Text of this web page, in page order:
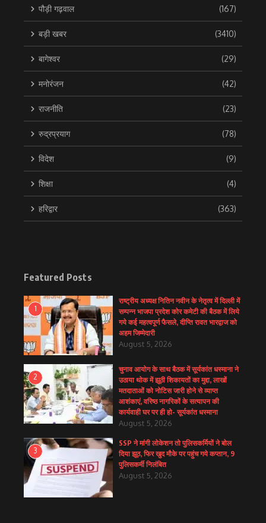
पौड़ी गढ़वाल (167)
बड़ी खबर (3410)
बागेश्वर (29)
मनोरंजन (42)
राजनीति (23)
रुद्रप्रयाग (78)
विदेश (9)
शिक्षा (4)
हरिद्वार (363)
Featured Posts
1
राष्ट्रीय अध्यक्ष नितिन नवीन के नेतृत्व में दिल्ली में
सम्पन्न भाजपा प्रदेश कोर कमेटी की बैठक में लिये
गये कई महत्वपूर्ण फैसले, दीप्ति रावत भारद्वाज को
अहम जिम्मेदारी
August 5, 2026
2
चुनाव आयोग के साथ बैठक में सूर्यकांत धस्माना ने
उठाया थोक में झूठी शिकायतों का मुद्दा, लाखों
मतदाताओं को नोटिस जारी होने से व्याप्त
आशंकाएं, वरिष्ठ नागरिकों के सत्यापन की
कार्यवाही घर पर ही हो- सूर्यकांत धस्माना
August 5, 2026
3
SSP ने मांगी लोकेशन तो पुलिसकर्मियों ने बोल
दिया झूठ, फिर खुद मौके पर पहुंच गये कप्तान, 9
पुलिसकर्मी निलंबित
August 5, 2026